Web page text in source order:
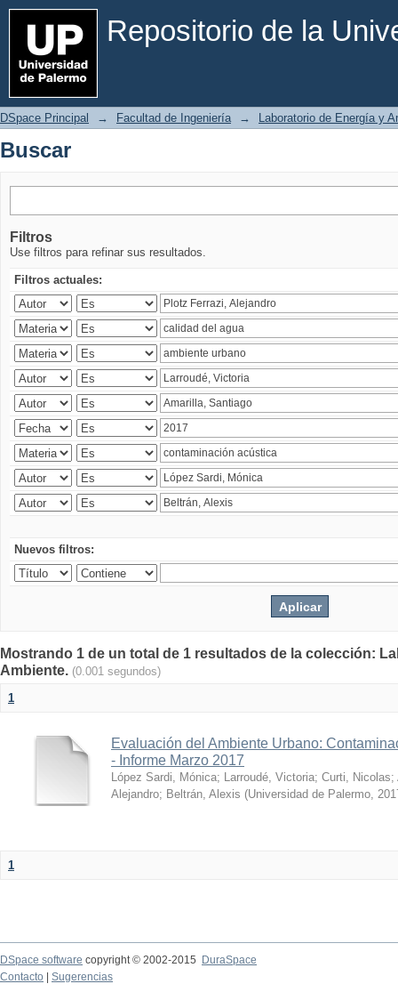
Repositorio de la
Buscar
DSpace Principal → Facultad de Ingeniería → Laboratorio de Energía y
Buscar
Filtros
Use filtros para refinar sus resultados.
Filtros actuales:
Nuevos filtros:
Mostrando 1 de un total de 1 resultados de la colección:
Ambiente. (0.001 segundos)
1
Evaluación del Ambiente Urbano:
- Informe Marzo 2017
López Sardi, Mónica; Larroudé, Victoria; Curti, Nicolas;
Alejandro; Beltrán, Alexis (Universidad de Palermo,
1
DSpace software copyright © 2002-2015
DuraSpace
Contacto
Sugerencias